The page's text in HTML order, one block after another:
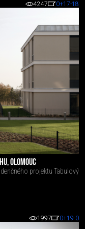
4247 0+17-18
OLOMOUC
projektu Tabulový
1997 0+19-0